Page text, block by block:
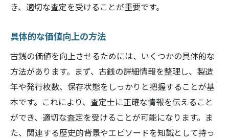
き、適切な査定を受けることが重要です。
具体的な価値向上の方法
古銭の価値を向上させるためには、いくつかの具体的な
方法があります。まず、古銭の詳細情報を整理し、製造
年や発行枚数、保存状態をしっかりと把握することが基
本です。これにより、査定士に正確な情報を伝えること
ができ、適切な査定を受けることが可能になります。ま
た、関連する歴史的背景やエピソードを知識として持っ